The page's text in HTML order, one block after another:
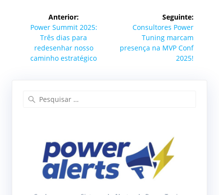
Navegação
de
Post
Anterior:
Post
anterior:
Power Summit 2025:
Três dias para
redesenhar nosso
caminho estratégico
Seguinte:
Post
seguinte:
Consultores Power
Tuning marcam
presença na MVP Conf
2025!